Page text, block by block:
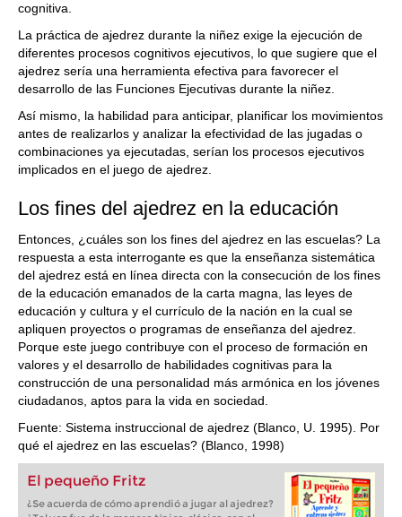
cognitiva.
La práctica de ajedrez durante la niñez exige la ejecución de
diferentes procesos cognitivos ejecutivos, lo que sugiere que el
ajedrez sería una herramienta efectiva para favorecer el
desarrollo de las Funciones Ejecutivas durante la niñez.
Así mismo, la habilidad para anticipar, planificar los movimientos
antes de realizarlos y analizar la efectividad de las jugadas o
combinaciones ya ejecutadas, serían los procesos ejecutivos
implicados en el juego de ajedrez.
Los fines del ajedrez en la educación
Entonces, ¿cuáles son los fines del ajedrez en las escuelas? La
respuesta a esta interrogante es que la enseñanza sistemática
del ajedrez está en línea directa con la consecución de los fines
de la educación emanados de la carta magna, las leyes de
educación y cultura y el currículo de la nación en la cual se
apliquen proyectos o programas de enseñanza del ajedrez.
Porque este juego contribuye con el proceso de formación en
valores y el desarrollo de habilidades cognitivas para la
construcción de una personalidad más armónica en los jóvenes
ciudadanos, aptos para la vida en sociedad.
Fuente: Sistema instruccional de ajedrez (Blanco, U. 1995). Por
qué el ajedrez en las escuelas? (Blanco, 1998)
El pequeño Fritz
¿Se acuerda de cómo aprendió a jugar al ajedrez?